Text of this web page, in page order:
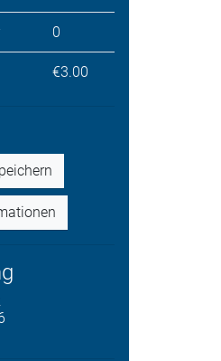
0
€3.00